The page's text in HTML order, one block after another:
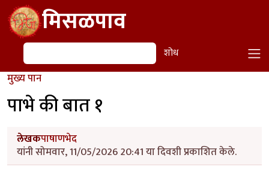
Skip to main contentमिसळपाव
शोध शोध
मुख्य पान
पाभे की बात १
लेखकपाषाणभेद
यांनी सोमवार, 11/05/2026 20:41 या दिवशी प्रकाशित केले.